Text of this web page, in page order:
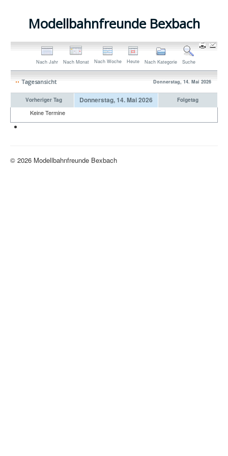
Modellbahnfreunde Bexbach
Nach Jahr Nach Monat Nach Woche Heute Nach Kategorie Suche
Tagesansicht Donnerstag, 14. Mai 2026
Vorheriger Tag Donnerstag, 14. Mai 2026 Folgetag
Keine Termine
© 2026 Modellbahnfreunde Bexbach